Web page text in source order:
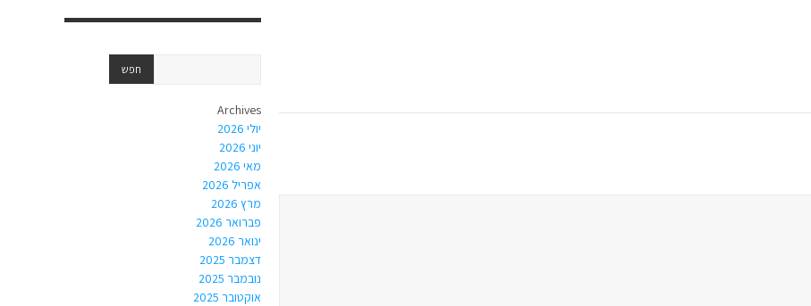
Archives
יולי 2026
יוני 2026
מאי 2026
אפריל 2026
מרץ 2026
פברואר 2026
ינואר 2026
דצמבר 2025
נובמבר 2025
אוקטובר 2025